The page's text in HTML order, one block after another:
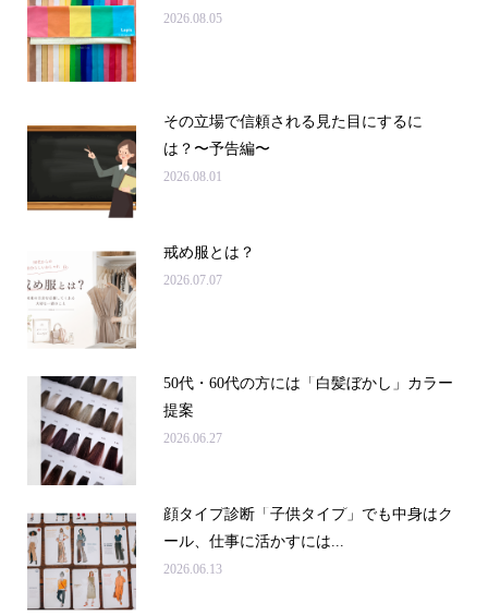
2026.08.05
その立場で信頼される見た目にするに
は？〜予告編〜
2026.08.01
戒め服とは？
2026.07.07
50代・60代の方には「白髪ぼかし」カラー
提案
2026.06.27
顔タイプ診断「子供タイプ」でも中身はク
ール、仕事に活かすには...
2026.06.13
申込み・問合せ